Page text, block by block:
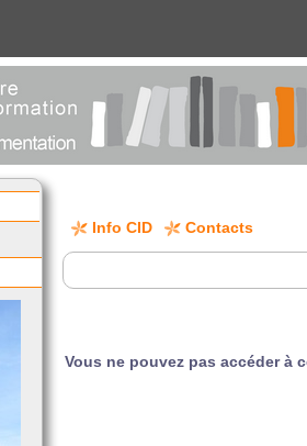
Info CID Contacts
Vous ne pouvez pas accéder à